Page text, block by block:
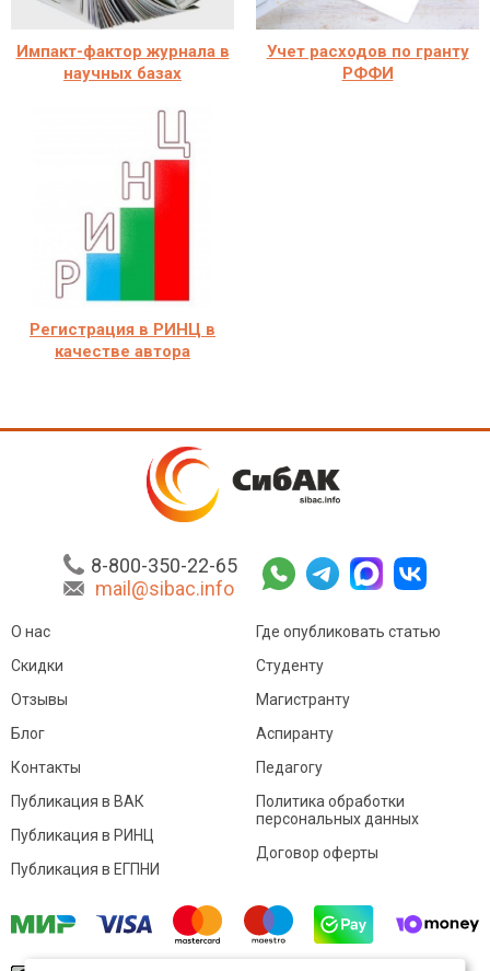
Импакт-фактор журнала в
научных базах
Учет расходов по гранту
РФФИ
Регистрация в РИНЦ в
качестве автора
8-800-350-22-65
mail@sibac.info
О нас
Скидки
Отзывы
Блог
Контакты
Где опубликовать статью
Студенту
Магистранту
Аспиранту
Педагогу
Публикация в ВАК
Публикация в РИНЦ
Публикация в ЕГПНИ
Политика обработки
персональных данных
Договор оферты